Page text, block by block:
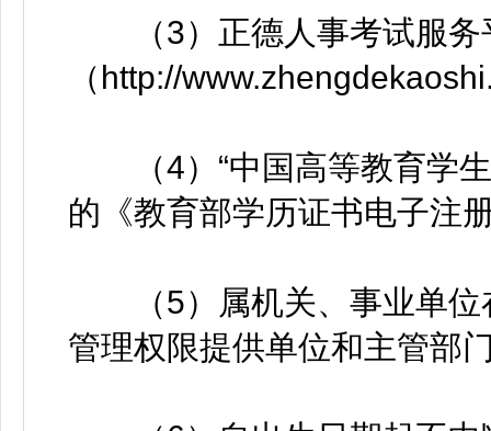
（3）正德人事考试服务
（http://
（4）“中国高等教育学生
的《教育部学历证书电子注
（5）属机关、事业单位
管理权限提供单位和主管部